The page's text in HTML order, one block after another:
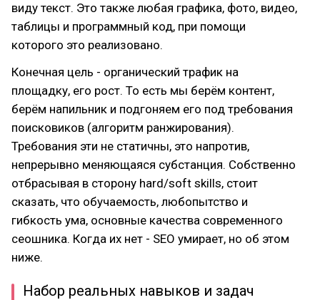
виду текст. Это также любая графика, фото, видео,
таблицы и программный код, при помощи
которого это реализовано.
Конечная цель - органический трафик на
площадку, его рост. То есть мы берём контент,
берём напильник и подгоняем его под требования
поисковиков (алгоритм ранжирования).
Требования эти не статичны, это напротив,
непрерывно меняющаяся субстанция. Собственно
отбрасывая в сторону hard/soft skills, стоит
сказать, что обучаемость, любопытство и
гибкость ума, основные качества современного
сеошника. Когда их нет - SEO умирает, но об этом
ниже.
Набор реальных навыков и задач